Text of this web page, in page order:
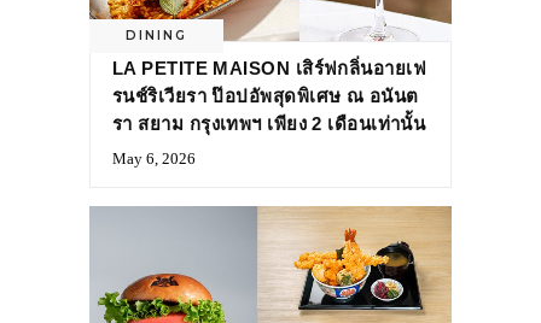
DINING
LA PETITE MAISON เสิร์ฟกลิ่นอายเฟ
รนช์ริเวียรา ป๊อปอัพสุดพิเศษ ณ อนันต
รา สยาม กรุงเทพฯ เพียง 2 เดือนเท่านั้น
May 6, 2026